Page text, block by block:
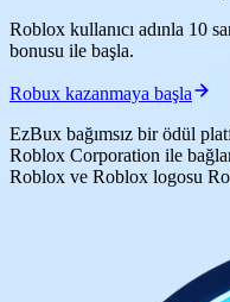
Roblox kullanıcı adınla 10
bonusu ile başla.
Robux kazanmaya başla
EzBux bağımsız bir ödül
Roblox Corporation ile
Roblox ve Roblox logosu